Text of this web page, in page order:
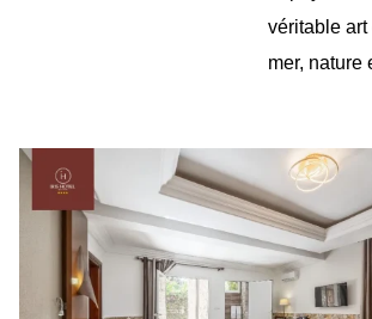
véritable
mer, nature